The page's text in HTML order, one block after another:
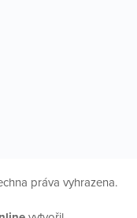
práva vyhrazena.